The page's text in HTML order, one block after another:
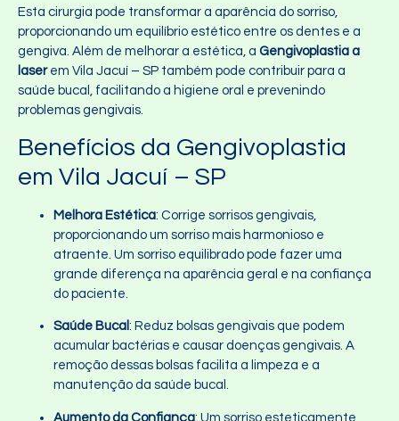
Esta cirurgia pode transformar a aparência do sorriso,
proporcionando um equilíbrio estético entre os dentes e a
gengiva. Além de melhorar a estética, a Gengivoplastia a
laser em Vila Jacuí – SP também pode contribuir para a
saúde bucal, facilitando a higiene oral e prevenindo
problemas gengivais.
Benefícios da Gengivoplastia
em Vila Jacuí – SP
Melhora Estética: Corrige sorrisos gengivais,
proporcionando um sorriso mais harmonioso e
atraente. Um sorriso equilibrado pode fazer uma
grande diferença na aparência geral e na confiança
do paciente.
Saúde Bucal : Reduz bolsas gengivais que podem
acumular bactérias e causar doenças gengivais. A
remoção dessas bolsas facilita a limpeza e a
manutenção da saúde bucal.
Aumento da Confiança: Um sorriso esteticamente